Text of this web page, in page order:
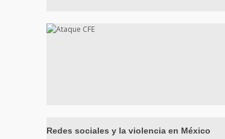
Redes sociales y la violencia en México